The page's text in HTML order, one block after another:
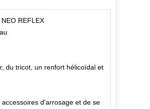
REFLEX
du tricot, un renfort hélicoïdal et
d'arrosage et de se